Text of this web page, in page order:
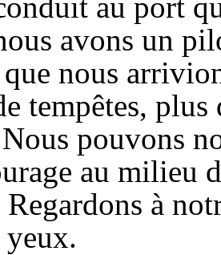
avons un
que nous
tempêtes,
pouvons
au milieu
Regardons à
yeux.